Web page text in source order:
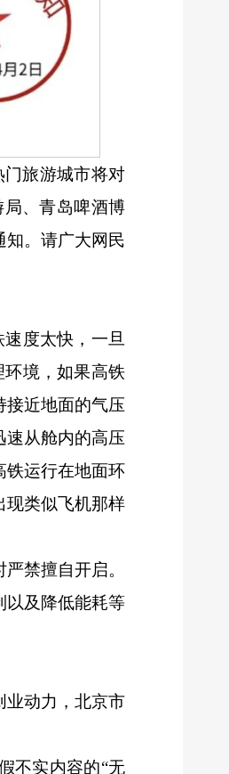
门旅游城市将对
局、青岛啤酒博
知。请广大网民
度太快，一旦
环境，如果‌高铁
接近地面的气压
速从舱内的高压
铁运行在地面环
现类似飞机那样
禁擅自开启。
以及降低能耗等
业动力，北京市
不实内容的“无